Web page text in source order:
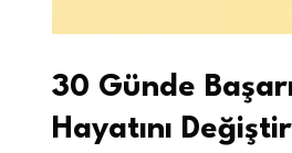
30 Günde
Hayatını Değiştir